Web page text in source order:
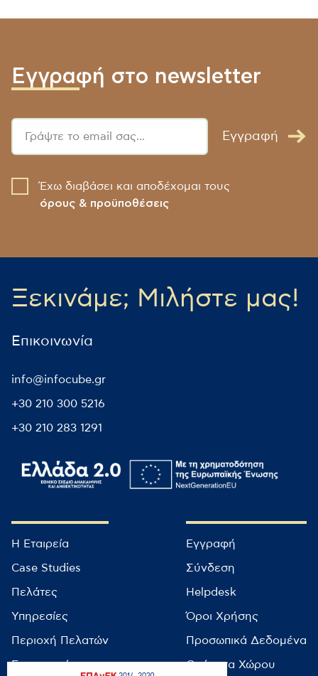
Εγγραφή στο newsletter
Εγγραφή
Έχω διαβάσει και αποδέχομαι τους
όρους & προϋποθέσεις
Ξεκινάμε; Μιλήστε μας!
Επικοινωνία
info@infocube.gr
+30 210 300 5216
+30 210 283 1291
Η Εταιρεία
Case Studies
Πελάτες
Υπηρεσίες
Περιοχή Πελατών
Επικοινωνία
Εγγραφή
Σύνδεση
Helpdesk
Όροι Χρήσης
Προσωπικά Δεδομένα
Ονόματα Χώρου